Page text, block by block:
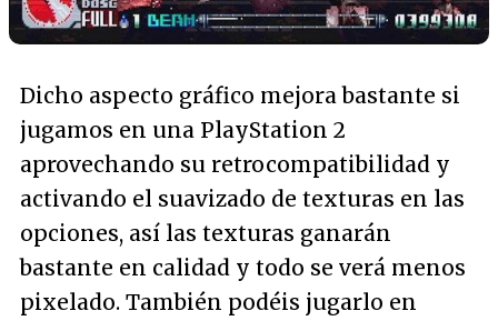
Dicho aspecto gráfico mejora bastante si
jugamos en una PlayStation 2
aprovechando su retrocompatibilidad y
activando el suavizado de texturas en las
opciones, así las texturas ganarán
bastante en calidad y todo se verá menos
pixelado. También podéis jugarlo en